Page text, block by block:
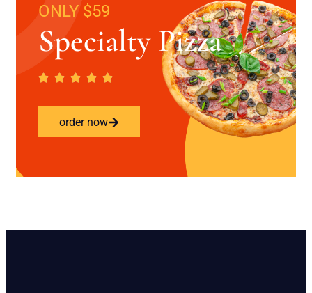
ONLY $59
Specialty Pizza
order now